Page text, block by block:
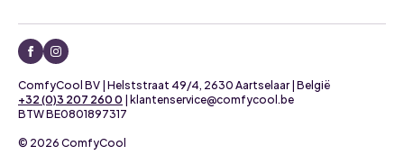
© 2026 ComfyCool
+32 (0)3 207 260 0 | klantenservice@comfycool.be
BTW BE0801897317
ComfyCool BV | Helststraat 49/4, 2630 Aartselaar | België